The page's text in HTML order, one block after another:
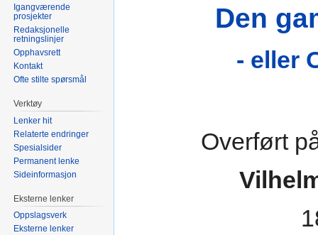
Den
- eller
Overført
Igangværende
prosjekter
Redaksjonelle
retningslinjer
Opphavsrett
Kontakt
Ofte stilte spørsmål
Verktøy
Lenker hit
Relaterte endringer
Spesialsider
Permanent lenke
Sideinformasjon
Eksterne lenker
Oppslagsverk
Eksterne lenker